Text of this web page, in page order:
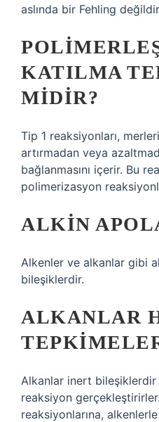
aslında bir Fehling
KATILMA
MIDIR?
Tip 1 reaksiyonları,
artırmadan veya
bağlanmasını içerir. Bu
polimerizasyon
ALKIN
Alkenler ve alkanlar gibi
bileşiklerdir.
ALKANLAR
Alkanlar inert
reaksiyon
reaksiyonlarına,